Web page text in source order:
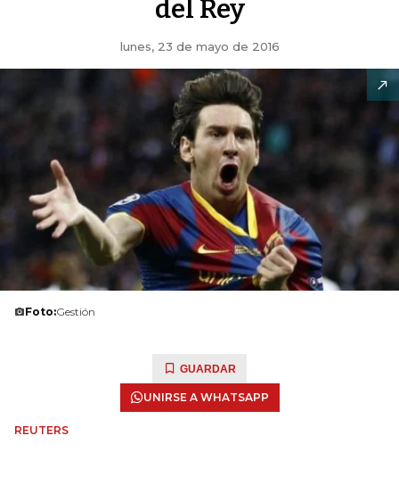
del Rey
lunes, 23 de mayo de 2016
Foto:Gestión
GUARDAR
UNIRSE A WHATSAPP
REUTERS